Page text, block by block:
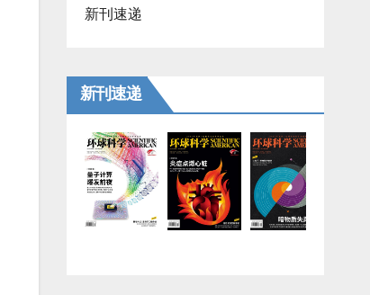
新刊速递
新刊速递